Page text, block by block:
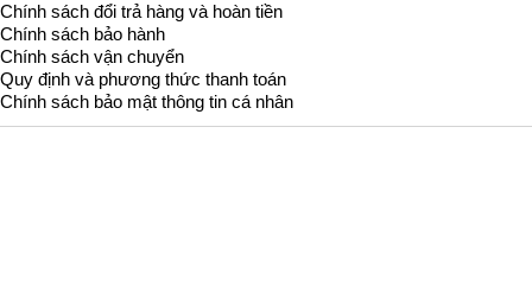
Chính sách đổi trả hàng và hoàn tiền
Chính sách bảo hành
Chính sách vận chuyển
Quy định và phương thức thanh toán
Chính sách bảo mật thông tin cá nhân